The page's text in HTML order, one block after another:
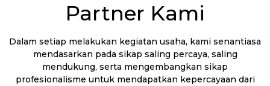
Partner Kami
Dalam setiap melakukan kegiatan usaha, kami senantiasa
mendasarkan pada sikap saling percaya, saling
mendukung, serta mengembangkan sikap
profesionalisme untuk mendapatkan kepercayaan dari